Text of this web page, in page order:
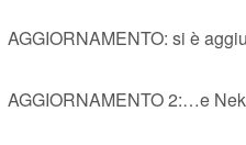
AGGIORNAMENTO: si è
AGGIORNAMENTO 2:…e